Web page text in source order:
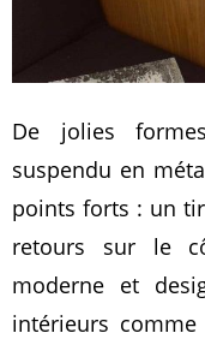
De jolies
suspendu en
points forts : un
retours sur le
moderne et
intérieurs